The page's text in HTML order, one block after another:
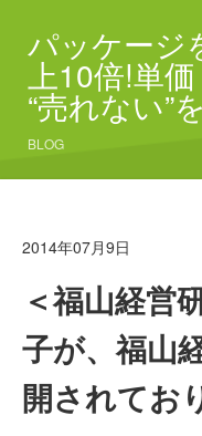
パッケージ
上10倍!単
“売れない”
BLOG
2014年07月9日
＜福山経営
子が、福山
開されてお